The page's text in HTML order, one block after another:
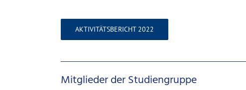
AKTIVITÄTSBERICHT 2022
Mitglieder der Studiengruppe